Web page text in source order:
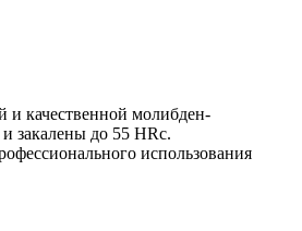
и качественной молибден-
закалены до 55 НRс.
использования